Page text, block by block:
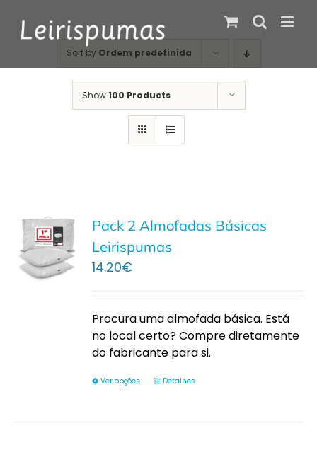
content
Sort by Ordem predefinida
Show100 Products
Pack 2 Almofadas Básicas
Leirispumas
14.20€
Procura uma almofada básica. Está
no local certo? Compre diretamente
do fabricante para si.
Ver opções Detalhes